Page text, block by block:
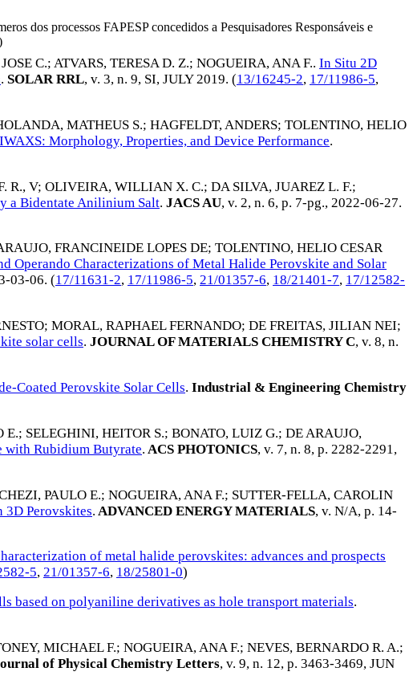
dos processos FAPESP concedidos a Pesquisadores Responsáveis e
C.; ATVARS, TERESA D. Z.; NOGUEIRA, ANA F.. In Situ 2D
. SOLAR RRL, v. 3, n. 9, SI, JULY 2019. (13/16245-2, 17/11986-5,
MATHEUS S.; HAGFELDT, ANDERS; TOLENTINO, HELIO
Morphology, Properties, and Device Performance.
R., V; OLIVEIRA, WILLIAN X. C.; DA SILVA, JUAREZ L. F.;
a Bidentate Anilinium Salt. JACS AU, v. 2, n. 6, p. 7-pg., 2022-06-27.
FRANCINEIDE LOPES DE; TOLENTINO, HELIO CESAR
Operando Characterizations of Metal Halide Perovskite and Solar
03-06. (17/11631-2, 17/11986-5, 21/01357-6, 18/21401-7, 17/12582-
; MORAL, RAPHAEL FERNANDO; DE FREITAS, JILIAN NEI;
solar cells. JOURNAL OF MATERIALS CHEMISTRY C, v. 8, n.
Coated Perovskite Solar Cells. Industrial & Engineering Chemistry
E.; SELEGHINI, HEITOR S.; BONATO, LUIZ G.; DE ARAUJO,
with Rubidium Butyrate. ACS PHOTONICS, v. 7, n. 8, p. 2282-2291,
PAULO E.; NOGUEIRA, ANA F.; SUTTER-FELLA, CAROLIN
3D Perovskites. ADVANCED ENERGY MATERIALS, v. N/A, p. 14-
of metal halide perovskites: advances and prospects
5, 21/01357-6, 18/25801-0)
based on polyaniline derivatives as hole transport materials.
MICHAEL F.; NOGUEIRA, ANA F.; NEVES, BERNARDO R. A.;
of Physical Chemistry Letters, v. 9, n. 12, p. 3463-3469, JUN